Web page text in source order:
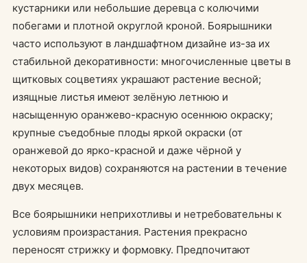
кустарники или небольшие деревца с колючими
побегами и плотной округлой кроной. Боярышники
часто используют в ландшафтном дизайне из-за их
стабильной декоративности: многочисленные цветы в
щитковых соцветиях украшают растение весной;
изящные листья имеют зелёную летнюю и
насыщенную оранжево-красную осеннюю окраску;
крупные съедобные плоды яркой окраски (от
оранжевой до ярко-красной и даже чёрной у
некоторых видов) сохраняются на растении в течение
двух месяцев.
Все боярышники неприхотливы и нетребовательны к
условиям произрастания. Растения прекрасно
переносят стрижку и формовку. Предпочитают